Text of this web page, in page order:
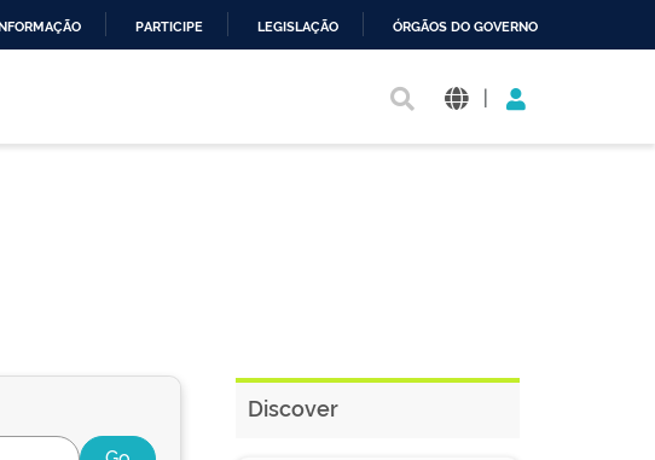
PARTICIPE LEGISLAÇÃO ÓRGÃOS DO GOVERNO
|
Discover